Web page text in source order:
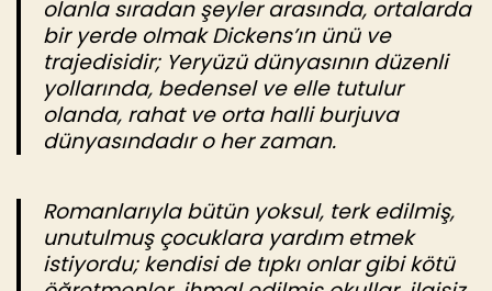
olanla sıradan şeyler arasında, ortalarda
bir yerde olmak Dickens’ın ünü ve
trajedisidir; Yeryüzü dünyasının düzenli
yollarında, bedensel ve elle tutulur
olanda, rahat ve orta halli burjuva
dünyasındadır o her zaman.
Romanlarıyla bütün yoksul, terk edilmiş,
unutulmuş çocuklara yardım etmek
istiyordu; kendisi de tıpkı onlar gibi kötü